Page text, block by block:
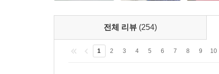
내가 너희 엄마 찾아 줄게.
찾아서 너희 엄마가 어떤 사람이었는지, 어떻게
전체 리뷰 (254)
1 2 3 4 5 6 7 8 9 10